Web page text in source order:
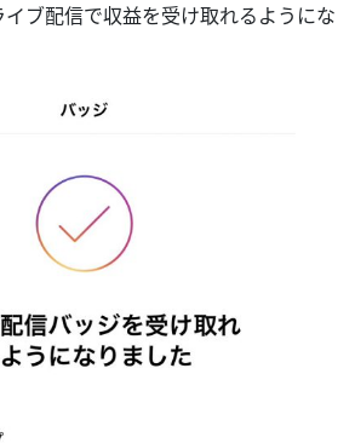
ブ配信で収益を受け取れるようにな